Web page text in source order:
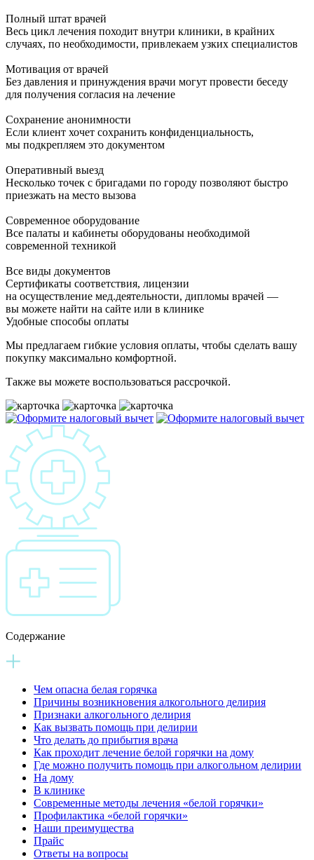
Полный штат врачей
Весь цикл лечения походит внутри клиники, в крайних
случаях, по необходимости, привлекаем узких специалистов
Мотивация от врачей
Без давления и принуждения врачи могут провести беседу
для получения согласия на лечение
Сохранение анонимности
Если клиент хочет сохранить конфиденциальность,
мы подкрепляем это документом
Оперативный выезд
Несколько точек с бригадами по городу позволяют быстро
приезжать на место вызова
Современное оборудование
Все палаты и кабинеты оборудованы необходимой
современной техникой
Все виды документов
Сертификаты соответствия, лицензии
на осуществление мед.деятельности, дипломы врачей —
вы можете найти на сайте или в клинике
Удобные способы оплаты
Мы предлагаем гибкие условия оплаты, чтобы сделать вашу
покупку максимально комфортной.
Также вы можете воспользоваться рассрочкой.
Содержание
Чем опасна белая горячка
Причины возникновения алкогольного делирия
Признаки алкогольного делирия
Как вызвать помощь при делирии
Что делать до прибытия врача
Как проходит лечение белой горячки на дому
Где можно получить помощь при алкогольном делирии
На дому
В клинике
Современные методы лечения «белой горячки»
Профилактика «белой горячки»
Наши преимущества
Прайс
Ответы на вопросы